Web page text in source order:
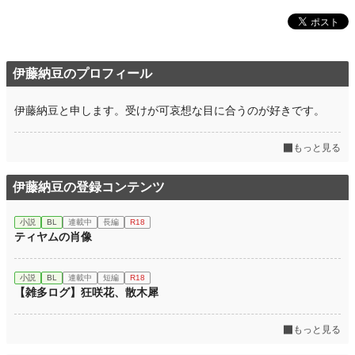
伊藤納豆のプロフィール
伊藤納豆と申します。受けが可哀想な目に合うのが好きです。
もっと見る
伊藤納豆の登録コンテンツ
小説 BL 連載中 長編 R18
ティヤムの肖像
小説 BL 連載中 短編 R18
【雑多ログ】狂咲花、散木犀
もっと見る